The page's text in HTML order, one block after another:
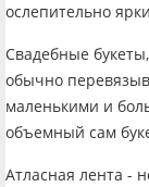
ослепительно
Свадебные
обычно
маленькими и
объемный сам
Атласная лента -